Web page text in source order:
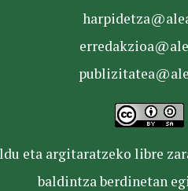
eta argitaratzeko libre
baldintza berdinetan